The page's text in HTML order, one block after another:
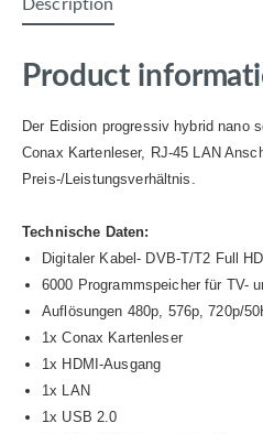
Description
Product
Der Edision progressiv hybrid nano
Conax Kartenleser, RJ-45 LAN
Preis-/Leistungsverhältnis.
Technische Daten:
Digitaler Kabel- DVB-T/T2 Full
6000 Programmspeicher für TV-
Auflösungen 480p, 576p, 720p/
1x Conax Kartenleser
1x HDMI-Ausgang
1x LAN
1x USB 2.0